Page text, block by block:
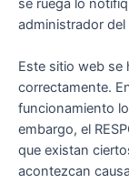
se ruega lo
administrador
Este sitio web se
correctamente.
funcionamiento
embargo, el
que existan
acontezcan